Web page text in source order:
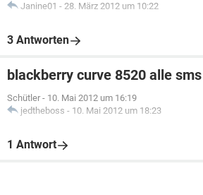
Janine01 - 28. März 2012 um 10:22
3 Antworten
blackberry curve 8520 alle
Schütler - 10. Mai 2012 um 16:19
jedtheboss - 10. Mai 2012 um 18:23
1 Antwort